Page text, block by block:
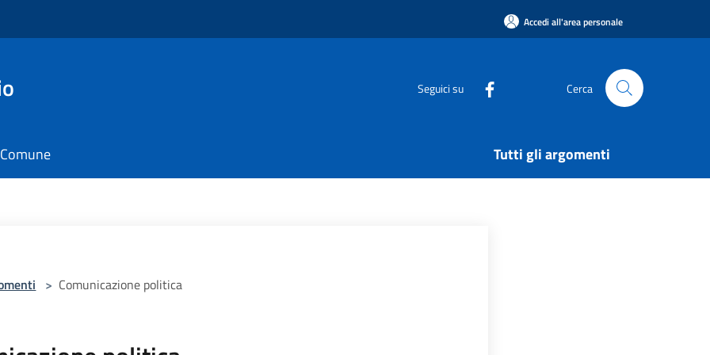
Accedi all'area personale
Seguici su Cerca
Tutti gli argomenti
> Comunicazione politica